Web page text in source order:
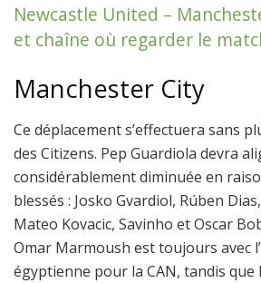
Newcastle United –
et chaîne où regarder le
Manchester City
Ce déplacement s’effectuera sans
des Citizens. Pep Guardiola devra
considérablement diminuée en
blessés : Josko Gvardiol, Rúben
Mateo Kovacic, Savinho et Oscar
Omar Marmoush est toujours avec
égyptienne pour la CAN, tandis que